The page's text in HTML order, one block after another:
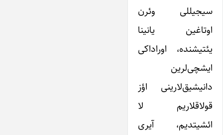
سیجیللی وئرن
اوتاغین یانینا
یئتیشنده، اوراداکی
ایشچی‌لرین
دانیشیق‌لارینی اؤز
قولاقلاریم لا
ائشیتدیم، آیری